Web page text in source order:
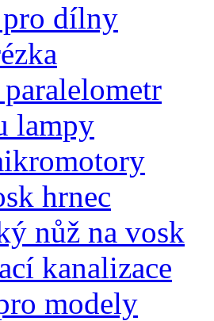
pro dílny
lampy
hrnec
nůž na vosk
kanalizace
modely